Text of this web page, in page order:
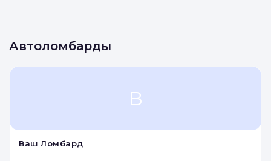
Автоломбарды
В
Ваш Ломбард